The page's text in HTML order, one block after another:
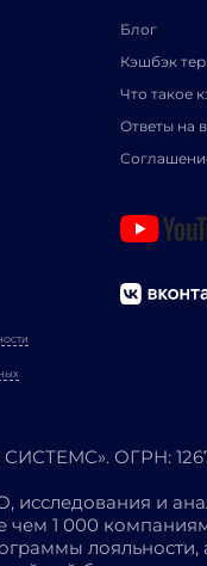
Блог
Кэшбэк
Что такое
Ответы на
ОГРН:
исследования и
чем 1 000
лояльности,